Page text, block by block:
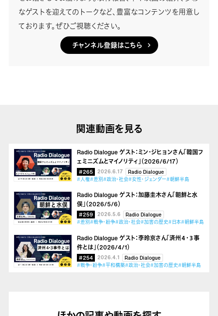
なゲストを迎えてのトークなど、豊富なコンテンツを用意し
ております。ぜひご視聴ください。
チャンネル登録はこちら
関連動画を見る
Radio Dialogue ゲスト：ミン・ジヒョンさん「韓国フ
ェミニズムとマイノリティ」（2026/6/17）
#265 2026.6.17
Radio Dialogue
#人権#差別#政治・社会#女性・ジェンダー#朝鮮半島
Radio Dialogue ゲスト：加藤圭木さん「朝鮮と水
俣」（2026/5/6）
#259 2026.5.6
Radio Dialogue
#差別#戦争・紛争#政治・社会#加害の歴史#日本#朝鮮半島
Radio Dialogue ゲスト：李昤京さん「済州４・３事
件とは」（2026/4/1）
#254 2026.4.1
Radio Dialogue
#戦争・紛争#平和構築#政治・社会#加害の歴史#朝鮮半島